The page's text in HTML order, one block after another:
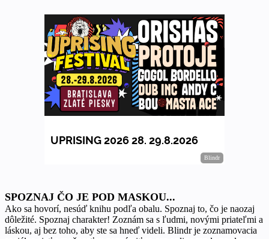
SPOZNAJ ČO JE POD MASKOU...
Ako sa hovorí, nesúď knihu podľa obalu. Spoznaj to, čo je naozaj
dôležité. Spoznaj charakter! Zoznám sa s ľudmi, novými priateľmi a
láskou, aj bez toho, aby ste sa hneď videli. Blindr je zoznamovacia